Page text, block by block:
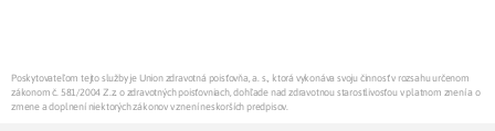
Poskytovateľom tejto služby je Union zdravotná poisťovňa, a. s., ktorá vykonáva svoju činnosť v rozsahu určenom
zákonom č. 581/2004 Z.z. o zdravotných poisťovniach, dohľade nad zdravotnou starostlivosťou v platnom znení a o
zmene a doplnení niektorých zákonov v znení neskorších predpisov.